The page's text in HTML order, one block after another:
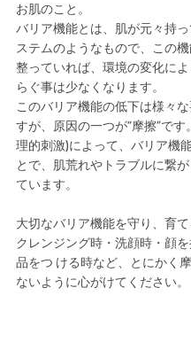
お肌のこと。
バリア機能とは、肌が元々持
ステムのようなもので、この
整っていれば、環境の変化に
らぐ事は少なくなります。
このバリア機能の低下は様々
すが、原因の一つが“摩擦”です
理的刺激)によって、バリア機
とで、肌荒れやトラブルに繋
ています。
大切なバリア機能を守り、育て
クレンジング時・洗顔時・顔
品をつ ける時など、とにかく
ないように心がけてください。